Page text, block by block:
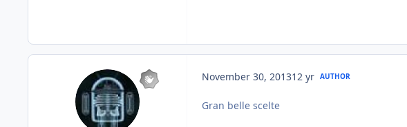
November 30, 201312 yr AUTHOR
Gran belle scelte